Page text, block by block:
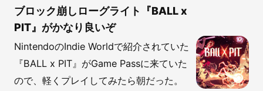
ブロック崩しローグライト『BALL x
PIT』がかなり良いぞ
NintendoのIndie Worldで紹介されていた
『BALL x PIT』がGame Passに来ていた
ので、軽くプレイしてみたら朝だった。